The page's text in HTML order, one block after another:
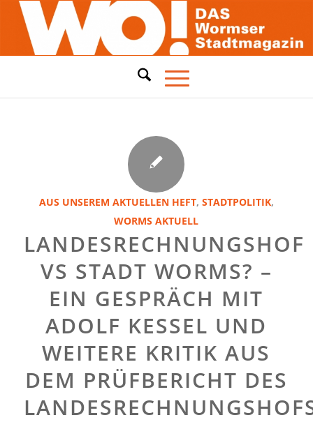
AUS UNSEREM AKTUELLEN HEFT, STADTPOLITIK,
WORMS AKTUELL
LANDESRECHNUNGSHOF
VS STADT WORMS? –
EIN GESPRÄCH MIT
ADOLF KESSEL UND
WEITERE KRITIK AUS
DEM PRÜFBERICHT DES